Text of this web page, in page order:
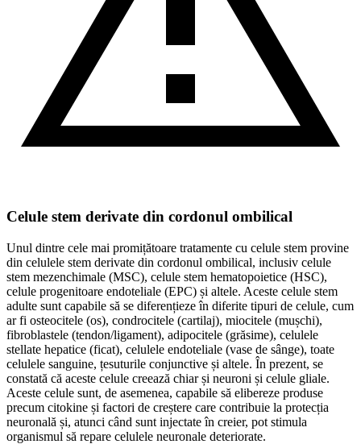
Celule stem derivate din cordonul ombilical
Unul dintre cele mai promițătoare tratamente cu celule stem provine
din celulele stem derivate din cordonul ombilical, inclusiv celule
stem mezenchimale (MSC), celule stem hematopoietice (HSC),
celule progenitoare endoteliale (EPC) și altele. Aceste celule stem
adulte sunt capabile să se diferențieze în diferite tipuri de celule, cum
ar fi osteocitele (os), condrocitele (cartilaj), miocitele (mușchi),
fibroblastele (tendon/ligament), adipocitele (grăsime), celulele
stellate hepatice (ficat), celulele endoteliale (vase de sânge), toate
celulele sanguine, țesuturile conjunctive și altele. În prezent, se
constată că aceste celule creează chiar și neuroni și celule gliale.
Aceste celule sunt, de asemenea, capabile să elibereze produse
precum citokine și factori de creștere care contribuie la protecția
neuronală și, atunci când sunt injectate în creier, pot stimula
organismul să repare celulele neuronale deteriorate.